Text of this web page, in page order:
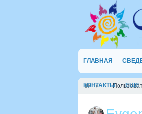
ГЛАВНАЯ
КОНТАКТЫ ЕЩЁ